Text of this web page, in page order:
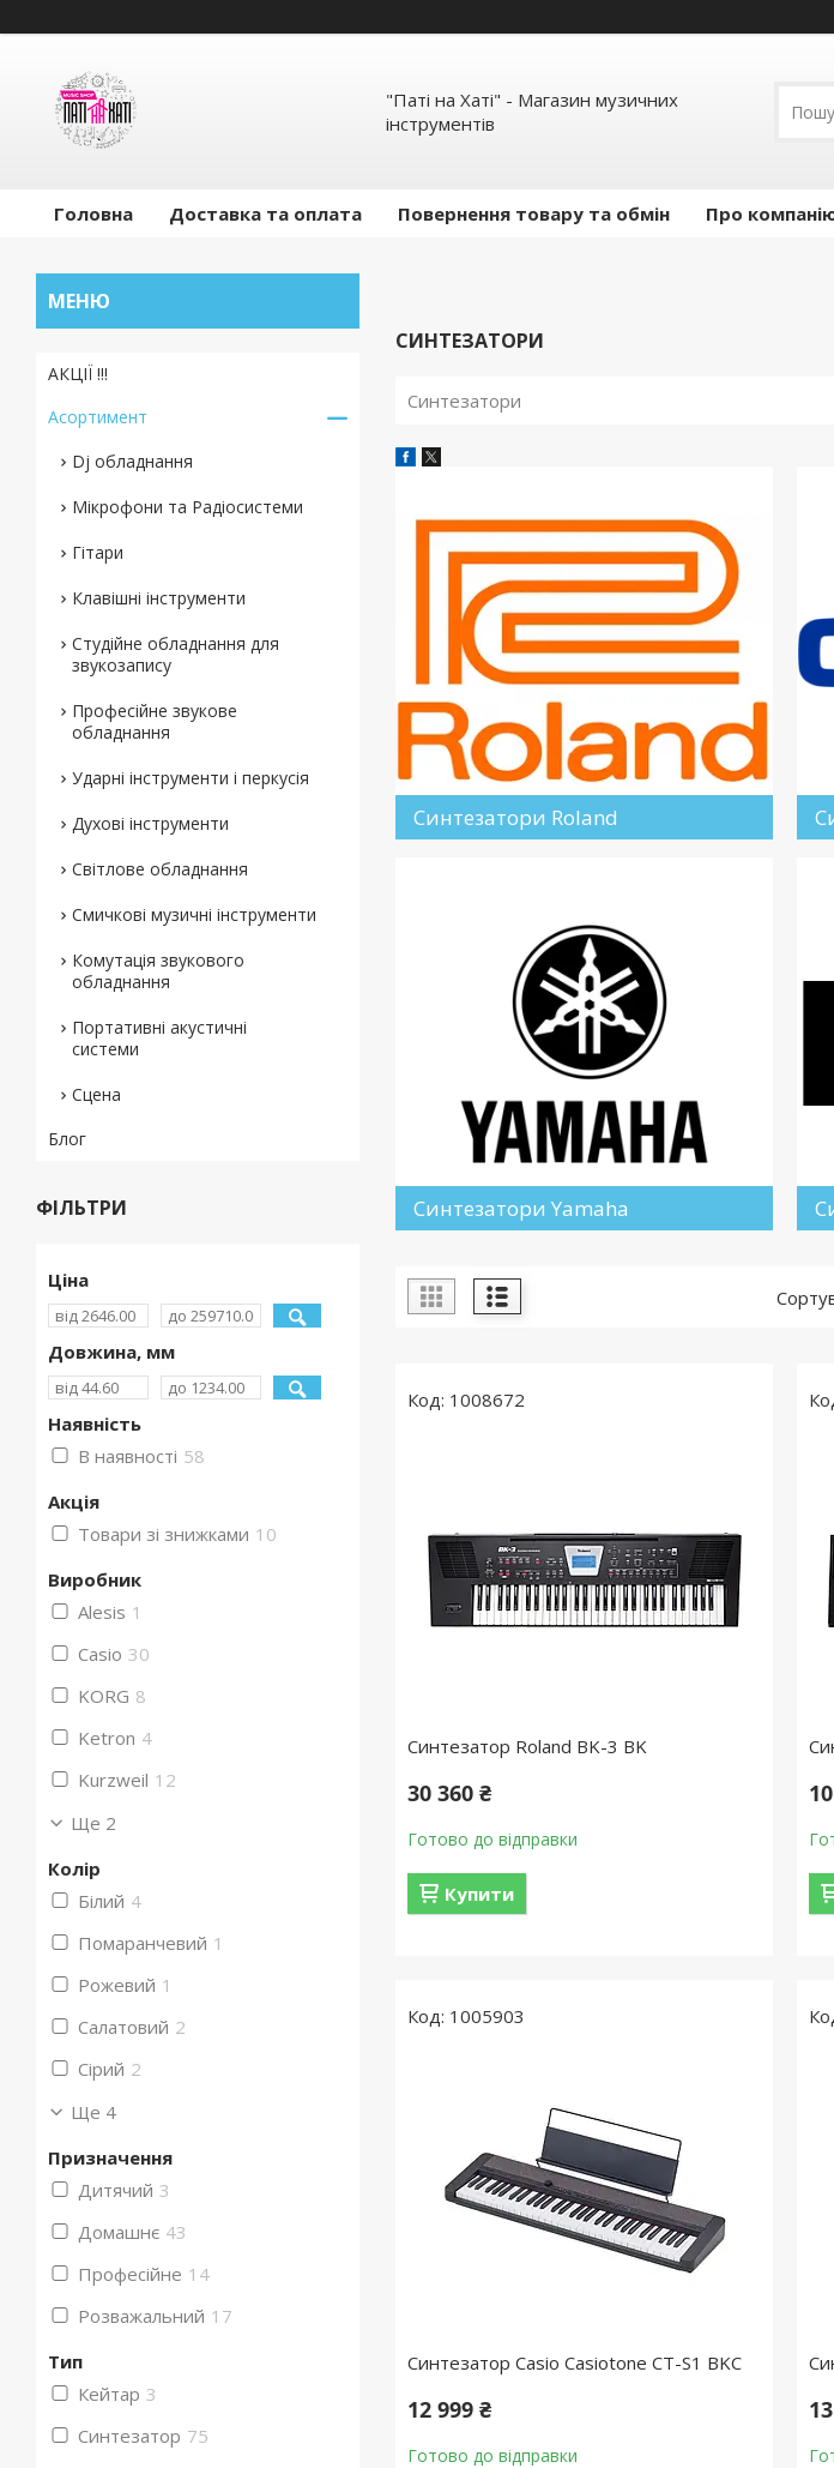
"Паті на Хаті" - Магазин музичних
інструментів
Головна Доставка та оплата Повернення товару та обмін Про
СИНТЕЗАТОРИ
Синтезатори
Синтезатори Roland
Синтезатори Yamaha
1008672
Синтезатор Roland BK-3 BK
30 360 ₴
Готово до відправки
Купити
1005903
Синтезатор Casio Casiotone CT-S1 BKC
12 999 ₴
Готово до відправки
АКЦІЇ !!!
Асортимент
Dj обладнання
Мікрофони та Радіосистеми
Гітари
Клавішні інструменти
Студійне обладнання для
звукозапису
Професійне звукове
обладнання
Ударні інструменти і перкусія
Духові інструменти
Світлове обладнання
Смичкові музичні інструменти
Комутація звукового
обладнання
Портативні акустичні
системи
Сцена
Блог
ФІЛЬТРИ
Ціна
Довжина, мм
Наявність
В наявності 58
Акція
Товари зі знижками 10
Виробник
Alesis 1
Casio 30
KORG 8
Ketron 4
Kurzweil 12
Ще 2
Колір
Білий 4
Помаранчевий 1
Рожевий 1
Салатовий 2
Сірий 2
Ще 4
Призначення
Дитячий 3
Домашнє 43
Професійне 14
Розважальний 17
Тип
Кейтар 3
Синтезатор 75